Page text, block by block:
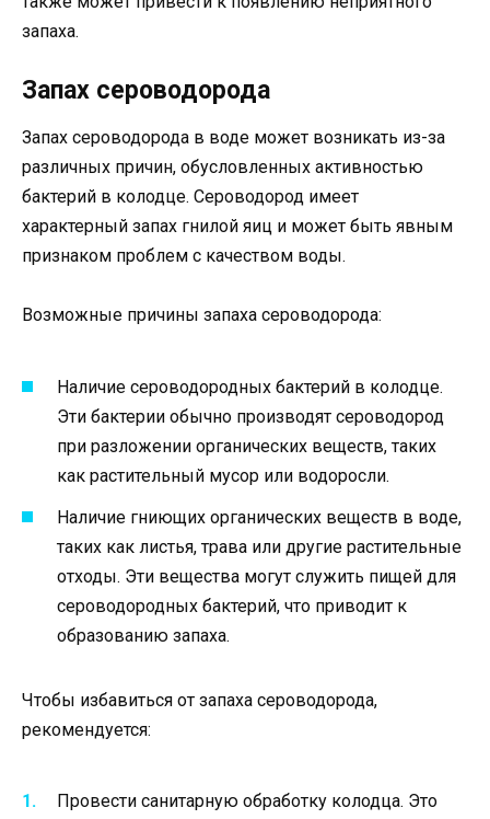
запаха.
Запах сероводорода
Запах сероводорода в воде может возникать из-за
различных причин, обусловленных активностью
бактерий в колодце. Сероводород имеет
характерный запах гнилой яиц и может быть явным
признаком проблем с качеством воды.
Возможные причины запаха сероводорода:
Наличие сероводородных бактерий в колодце.
Эти бактерии обычно производят сероводород
при разложении органических веществ, таких
как растительный мусор или водоросли.
Наличие гниющих органических веществ в воде,
таких как листья, трава или другие растительные
отходы. Эти вещества могут служить пищей для
сероводородных бактерий, что приводит к
образованию запаха.
Чтобы избавиться от запаха сероводорода,
рекомендуется:
Провести санитарную обработку колодца. Это